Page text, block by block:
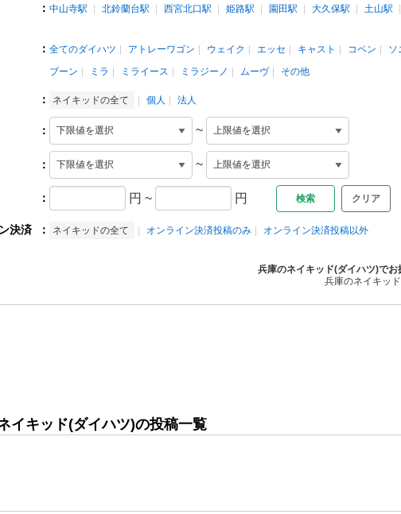
： 中山寺駅 北鈴蘭台駅 西宮北口駅 姫路駅 園田駅 大久保駅 土山駅
： 全てのダイハツ アトレーワゴン ウェイク エッセ キャスト コペン ソ
ブーン
ミラ ミライース ミラジーノ ムーヴ その他
： ネイキッドの全て 個人 法人
： ~
： ~
： 円 ~ 円 クリア
決済 ： ネイキッドの全て オンライン決済投稿のみ オンライン決済投稿以外
兵庫のネイキッド(ダイハツ)で
兵庫のネイキッ
イキッド(ダイハツ)の投稿一覧